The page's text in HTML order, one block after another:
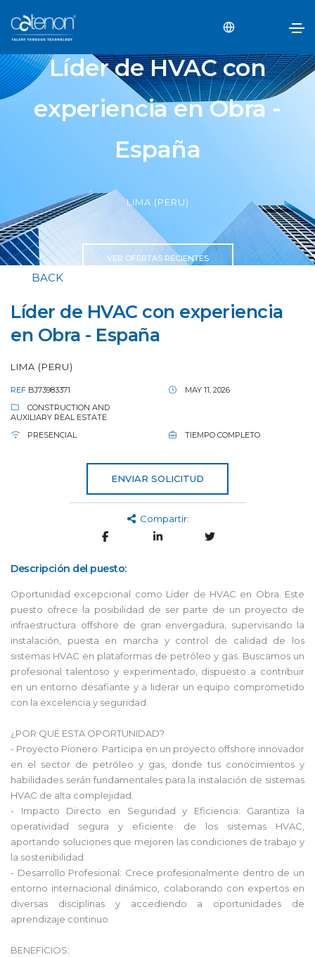
Líder de HVAC con
experiencia en Obra -
España
LIMA (PERU)
VER OFERTAS RECIENTES
BACK
Líder de HVAC con experiencia
en Obra - España
LIMA (PERU)
REF BJ73983371
MAY 11, 2026
CONSTRUCTION AND
AUXILIARY REAL ESTATE
PRESENCIAL
TIEMPO COMPLETO
ENVIAR SOLICITUD
Compartir:
Descripción del puesto:
Oportunidad excepcional como Líder de HVAC en Obra. Este
puesto ofrece la posibilidad de ser parte de un proyecto de
infraestructura offshore de gran envergadura, supervisando la
instalación, puesta en marcha y control de calidad de los
sistemas HVAC en plataformas de petróleo y gas. Buscamos un
profesional talentoso y experimentado, dispuesto a contribuir
en un entorno desafiante y a liderar un equipo comprometido
con la excelencia y seguridad.
¿POR QUÉ ESTA OPORTUNIDAD?
- Proyecto Pionero: Participa en un proyecto offshore innovador
en el sector de petróleo y gas, donde tus conocimientos y
habilidades serán fundamentales para la instalación de sistemas
HVAC de alta complejidad.
- Impacto Directo en Seguridad y Eficiencia: Garantiza la
operatividad segura y eficiente de los sistemas HVAC,
aportando soluciones que mejoren las condiciones de trabajo y
la sostenibilidad.
- Desarrollo Profesional: Crece profesionalmente dentro de un
entorno internacional dinámico, colaborando con expertos en
diversas disciplinas y accediendo a oportunidades de
aprendizaje continuo.
BENEFICIOS;